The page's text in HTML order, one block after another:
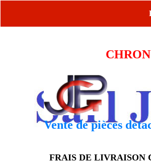
Vente de pièces
FRAIS DE LIVRAISON